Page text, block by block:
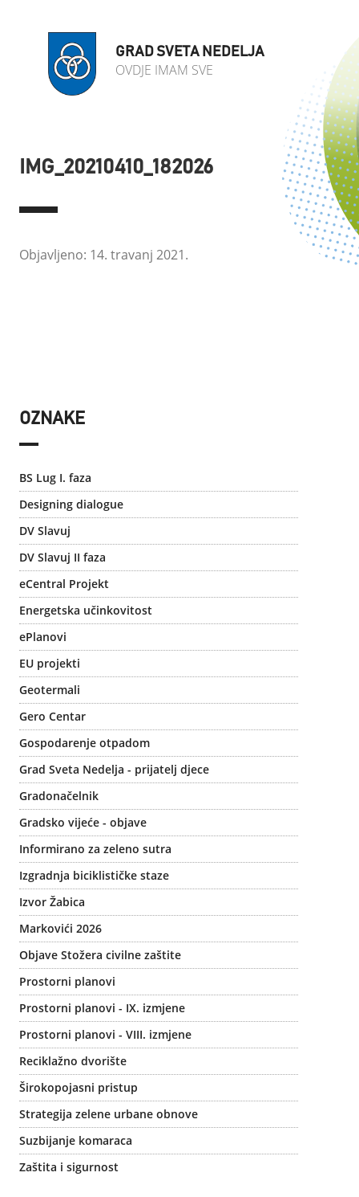
GRAD SVETA NEDELJA
OVDJE IMAM SVE
IMG_20210410_182026
Objavljeno: 14. travanj 2021.
OZNAKE
BS Lug I. faza
Designing dialogue
DV Slavuj
DV Slavuj II faza
eCentral Projekt
Energetska učinkovitost
ePlanovi
EU projekti
Geotermali
Gero Centar
Gospodarenje otpadom
Grad Sveta Nedelja - prijatelj djece
Gradonačelnik
Gradsko vijeće - objave
Informirano za zeleno sutra
Izgradnja biciklističke staze
Izvor Žabica
Markovići 2026
Objave Stožera civilne zaštite
Prostorni planovi
Prostorni planovi - IX. izmjene
Prostorni planovi - VIII. izmjene
Reciklažno dvorište
Širokopojasni pristup
Strategija zelene urbane obnove
Suzbijanje komaraca
Zaštita i sigurnost